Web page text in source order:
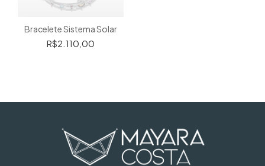
Bracelete Sistema Solar
R$2.110,00